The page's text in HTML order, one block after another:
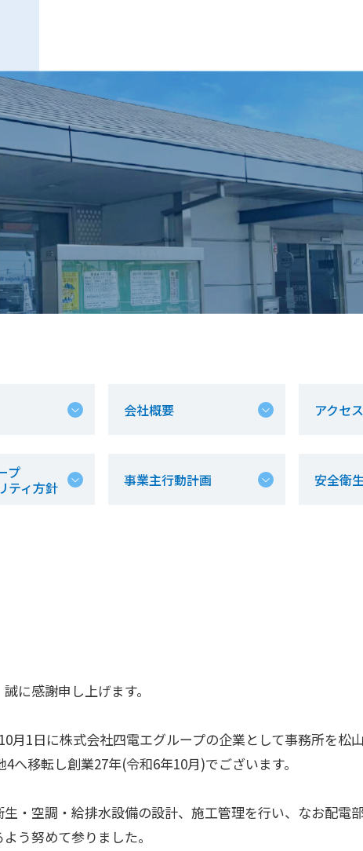
会社概要 アクセ
プ
ティ方針 事業主行動計画 安全衛
に感謝申し上げます。
月1日に株式会社四電エグループの企業として事務所を松
へ移転し創業27年(令和6年10月)でございます。
・空調・給排水設備の設計、施工管理を行い、なお配電
う努めて参りました。